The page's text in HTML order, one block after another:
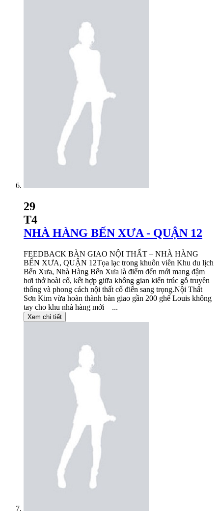
29
T4
NHÀ HÀNG BẾN XƯA - QUẬN 12
FEEDBACK BÀN GIAO NỘI THẤT – NHÀ HÀNG
BẾN XƯA, QUẬN 12Tọa lạc trong khuôn viên Khu du lịch
Bến Xưa, Nhà Hàng Bến Xưa là điểm đến mới mang đậm
hơi thở hoài cổ, kết hợp giữa không gian kiến trúc gỗ truyền
thống và phong cách nội thất cổ điển sang trọng.Nội Thất
Sơn Kim vừa hoàn thành bàn giao gần 200 ghế Louis không
tay cho khu nhà hàng mới – ...
Xem chi tiết